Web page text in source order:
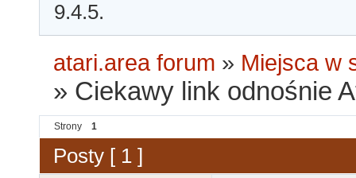
9.4.5.
atari.area forum » Miejsca w
» Ciekawy link odnośnie
Strony 1
Posty [ 1 ]